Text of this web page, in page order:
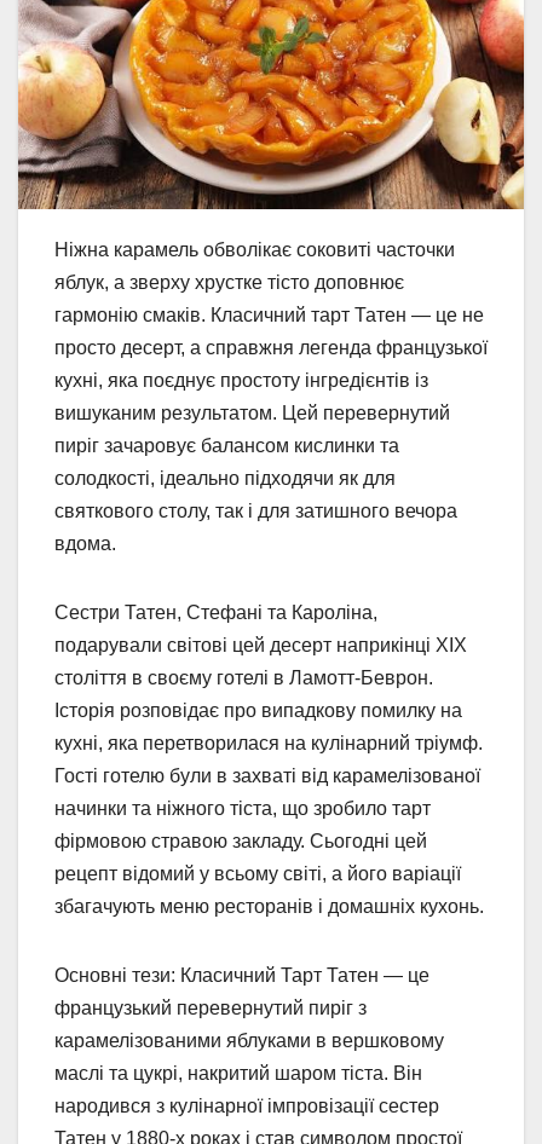
Ніжна карамель обволікає соковиті часточки
яблук, а зверху хрустке тісто доповнює
гармонію смаків. Класичний тарт Татен — це не
просто десерт, а справжня легенда французької
кухні, яка поєднує простоту інгредієнтів із
вишуканим результатом. Цей перевернутий
пиріг зачаровує балансом кислинки та
солодкості, ідеально підходячи як для
святкового столу, так і для затишного вечора
вдома.
Сестри Татен, Стефані та Кароліна,
подарували світові цей десерт наприкінці XIX
століття в своєму готелі в Ламотт-Беврон.
Історія розповідає про випадкову помилку на
кухні, яка перетворилася на кулінарний тріумф.
Гості готелю були в захваті від карамелізованої
начинки та ніжного тіста, що зробило тарт
фірмовою стравою закладу. Сьогодні цей
рецепт відомий у всьому світі, а його варіації
збагачують меню ресторанів і домашніх кухонь.
Основні тези: Класичний Тарт Татен — це
французький перевернутий пиріг з
карамелізованими яблуками в вершковому
маслі та цукрі, накритий шаром тіста. Він
народився з кулінарної імпровізації сестер
Татен у 1880-х роках і став символом простої